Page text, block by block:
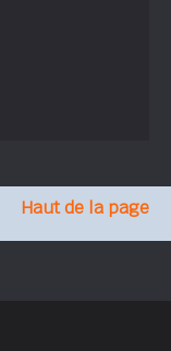
Haut de la page